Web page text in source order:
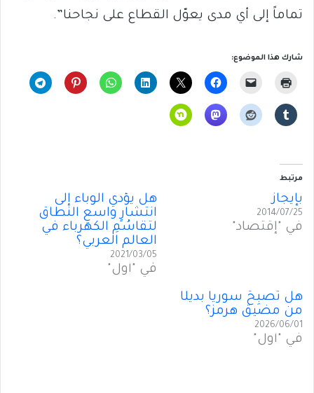
تماماً إلى أي مدى يعوّل القطاع على نجاحنا”.
شارك هذا الموضوع:
مرتبط
بإيجاز
2014/07/25
في "إقتصاد"
هل يؤدي الوباء إلى
انتشارٍ واسعِ النطاق
لتقاسُمِ الكهرباء في
العالم العربي؟
2021/03/05
في "أول"
هل تُصبِحُ سوريا بديلًا
من مضيق هرمز؟
2026/06/01
في "أول"